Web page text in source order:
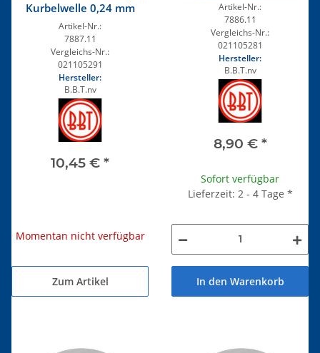
Kurbelwelle 0,24 mm
Artikel-Nr.:
7887.11
Vergleichs-Nr.:
021105291
Hersteller:
B.B.T.nv
10,45 € *
Momentan nicht verfügbar
Zum Artikel
Artikel-Nr.:
7886.11
Vergleichs-Nr.:
021105281
Hersteller:
B.B.T.nv
8,90 € *
Sofort verfügbar
Lieferzeit: 2 - 4 Tage *
In den Warenkorb